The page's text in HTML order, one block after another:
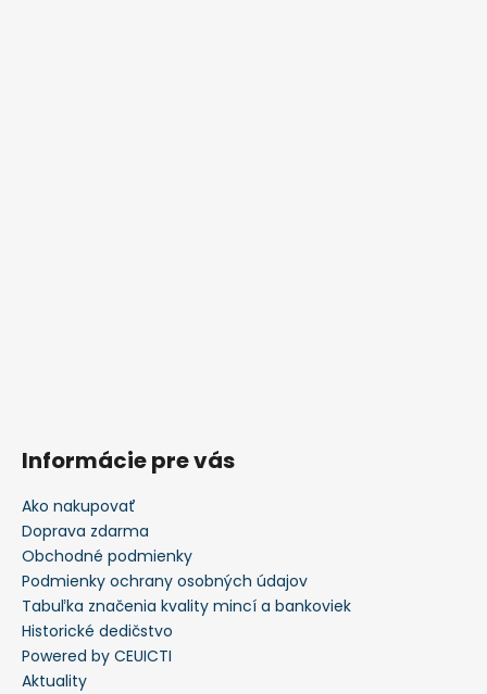
Informácie pre vás
Ako nakupovať
Doprava zdarma
Obchodné podmienky
Podmienky ochrany osobných údajov
Tabuľka značenia kvality mincí a bankoviek
Historické dedičstvo
Powered by CEUICTI
Aktuality